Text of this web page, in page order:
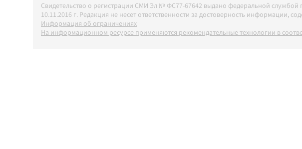
Свидетельство о регистрации СМИ Эл № ФС77-67642 выдано федеральной
10.11.2016 г. Редакция не несет ответственности за достоверность
Информация об ограничениях
На информационном ресурсе применяются рекомендательные технологии в